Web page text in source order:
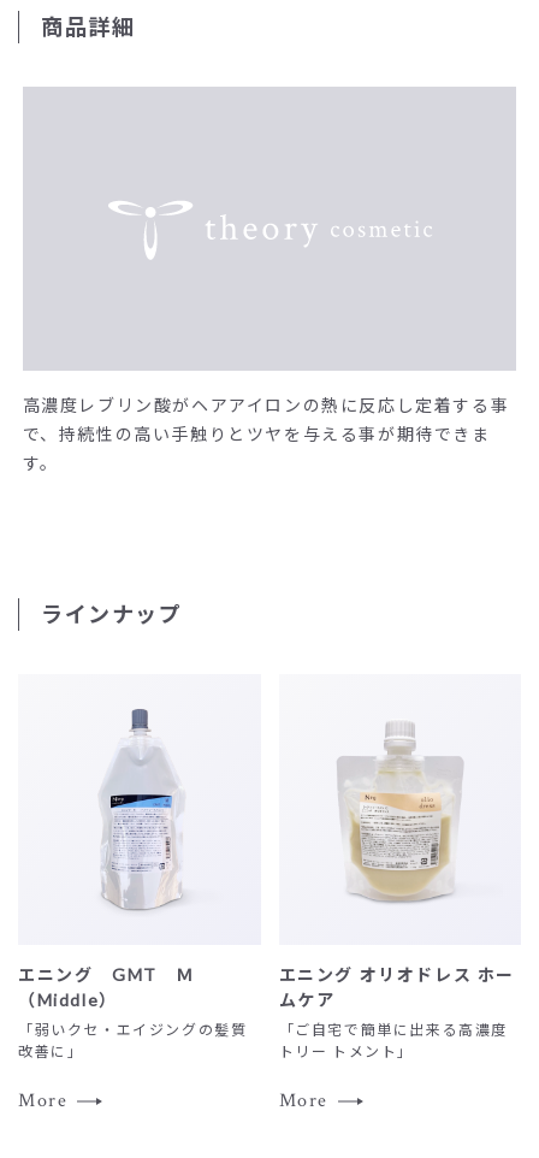
商品詳細
高濃度レブリン酸がヘアアイロンの熱に反応し定着する事
で、持続性の高い手触りとツヤを与える事が期待できま
す。
ラインナップ
エニング GMT Ｍ
（Middle）
「弱いクセ・エイジングの髪質
改善に」
More
エニング オリオドレス ホー
ムケア
「ご自宅で簡単に出来る高濃度
トリー トメント」
More